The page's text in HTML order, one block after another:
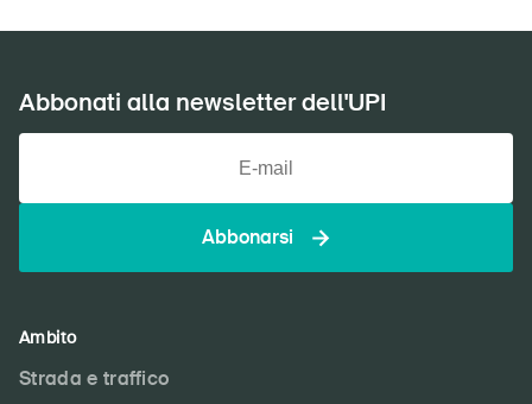
Abbonati alla newsletter
Abbonati alla newsletter dell'UPI
Abbonarsi
Ambito
Strada e traffico